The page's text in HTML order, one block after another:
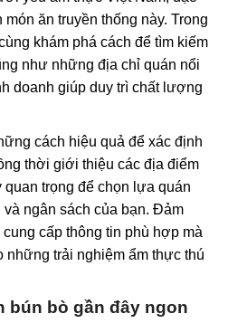
ăn truyền thống này. Trong
khám phá cách để tìm kiếm
như những địa chỉ quán nổi
doanh giúp duy trì chất lượng
cách hiệu quả để xác định
thời giới thiệu các địa điểm
trọng để chọn lựa quán
ngân sách của bạn. Đảm
cấp thông tin phù hợp mà
những trải nghiệm ẩm thực thú
bún bò gần đây ngon